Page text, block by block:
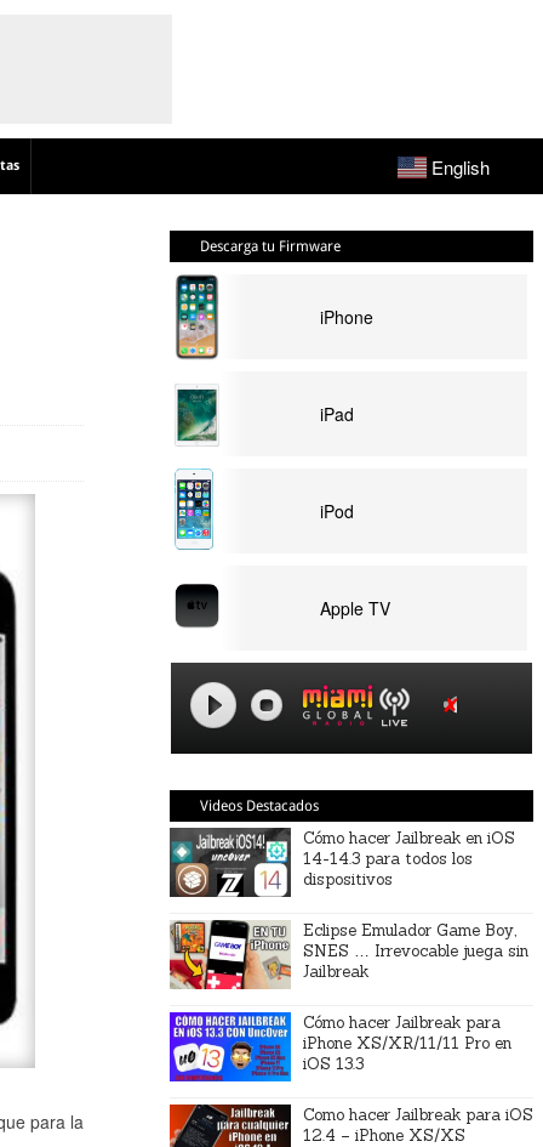
English
para la
Descarga tu Firmware
iPhone
iPad
iPod
Apple TV
Videos Destacados
Cómo hacer Jailbreak en iOS
14-14.3 para todos los
dispositivos
Eclipse Emulador Game Boy,
SNES … Irrevocable juega sin
Jailbreak
Cómo hacer Jailbreak para
iPhone XS/XR/11/11 Pro en
iOS 13.3
Como hacer Jailbreak para iOS
12.4 – iPhone XS/XS